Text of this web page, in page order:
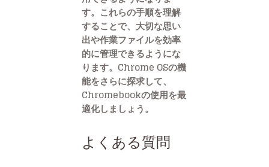
す。これらの手順を理解
することで、大切な思い
出や作業ファイルを効率
的に管理できるようにな
ります。Chrome OSの機
能をさらに探求して、
Chromebookの使用を最
適化しましょう。
よくある質問